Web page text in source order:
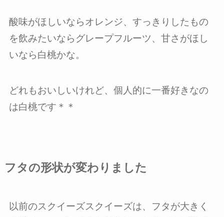
酸味がほしいならオレンジ、すっきりしたもの
を飲みたいならグレープフルーツ、甘さがほし
いなら白桃かな。
どれもおいしいけれど、個人的に一番好きなの
は白桃です＊＊
フタの形状が変わりました
以前のスクイーズスクイーズは、フタが大きく